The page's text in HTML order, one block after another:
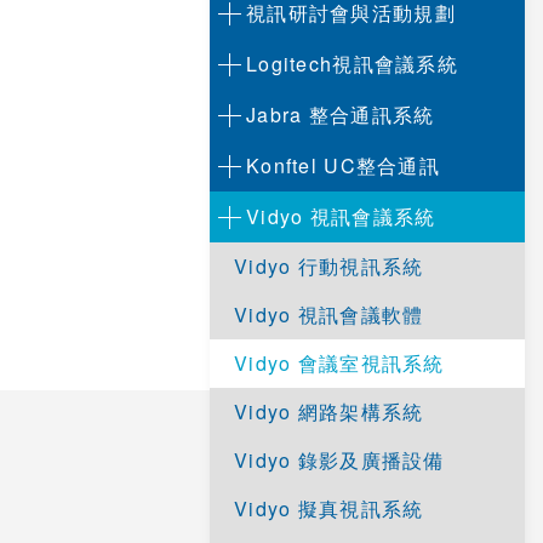
視訊研討會與活動規劃
Logitech視訊會議系統
Jabra 整合通訊系統
Konftel UC整合通訊
Vidyo 視訊會議系統
Vidyo 行動視訊系統
Vidyo 視訊會議軟體
Vidyo 會議室視訊系統
Vidyo 網路架構系統
Vidyo 錄影及廣播設備
Vidyo 擬真視訊系統